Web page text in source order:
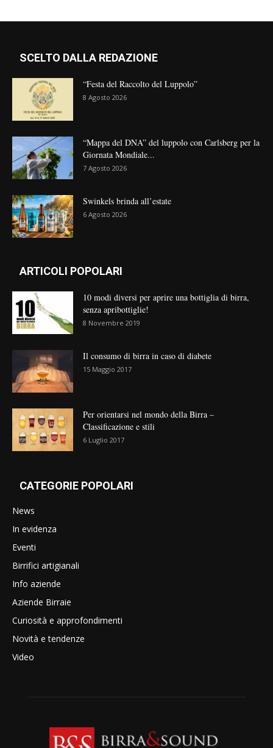
SCELTO DALLA REDAZIONE
“Festa del Raccolto del Luppolo”
8 Agosto 2026
“Mappa del DNA” del luppolo con Carlsberg per la
Giornata Mondiale...
7 Agosto 2026
Swinkels brinda all’estate
6 Agosto 2026
ARTICOLI POPOLARI
10 modi diversi per aprire una bottiglia di birra,
senza apribottiglie!
8 Novembre 2019
Il consumo di birra in caso di diabete
15 Maggio 2017
Per orientarsi nel mondo della Birra –
Classificazione e stili
6 Luglio 2017
CATEGORIE POPOLARI
News
In evidenza
Eventi
Birrifici artigianali
Info aziende
Aziende Birraie
Curiosità e approfondimenti
Novità e tendenze
Video